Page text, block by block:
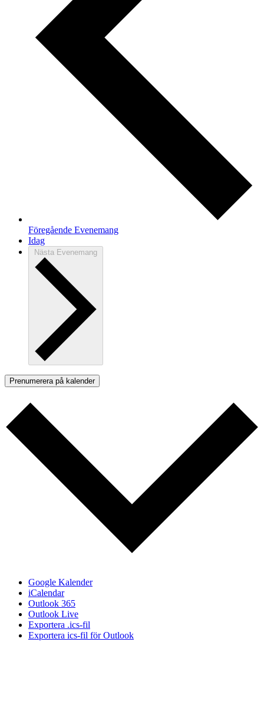
Föregående Evenemang
Idag
Nästa Evenemang
Prenumerera på kalender
Google Kalender
iCalendar
Outlook 365
Outlook Live
Exportera .ics-fil
Exportera ics-fil för Outlook